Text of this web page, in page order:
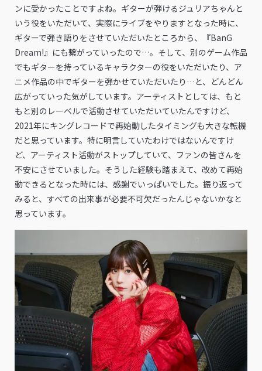
ンに受かったことですよね。ギターが弾けるジュリアちゃんと
いう役をいただいて、実際にライブをやりますとなった時に、
ギターで弾き語りをさせていただいたところから、『BanG
Dream!』にも繋がっていったので…。そして、別のゲーム作品
でもギターを持っているキャラクターの役をいただいたり、ア
ニメ作品の中でギターを弾かせていただいたり…と、どんどん
広がっていった気がしています。アーティストとしては、もと
もと別のレーベルで活動させていただいていたんですけど、
2021年にキングレコードで再始動したタイミングも大きな転機
だと思っています。特に明言していたわけではないんですけ
ど、アーティスト活動がストップしていて、ファンの皆さんを
不安にさせていました。そうした経験も踏まえて、改めて再始
動できるとなった時には、感謝でいっぱいでした。振り返って
みると、すべての出来事が必要不可欠だったんじゃないかなと
思っています。